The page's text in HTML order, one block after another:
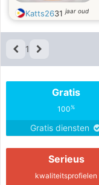
Katts2631jaar oud
1
Gratis
100%
Gratis diensten
Serieus
kwaliteitsprofielen